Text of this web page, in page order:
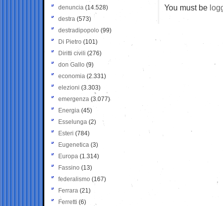
You must be
denuncia (14.528)
destra (573)
destradipopolo (99)
Di Pietro (101)
Diritti civili (276)
don Gallo (9)
economia (2.331)
elezioni (3.303)
emergenza (3.077)
Energia (45)
Esselunga (2)
Esteri (784)
Eugenetica (3)
Europa (1.314)
Fassino (13)
federalismo (167)
Ferrara (21)
Ferretti (6)